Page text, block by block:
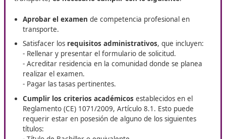
El mercado laboral absorbe con rapidez a los
Empresas de distribución de última milla y operadores
intermodales buscan perfiles capaces de combinar
conocimientos legales con herramientas telemáticas
reducir kilómetros en vacío y emisiones. El Ministerio
un déficit de miles de gestores de transporte en la
cifra que crecerá con la obligatoriedad del tacógrafo
rutas nacionales a partir de 2026.
Quien obtenga la acreditación estará preparado
liderar flotas conectadas, gestionar datos en tiempo